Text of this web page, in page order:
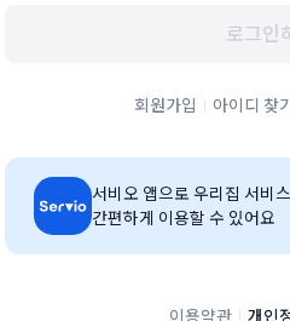
로그인
회원가입 아이디 찾
서비오 앱으로 우리집 서비
간편하게 이용할 수 있어요
이용약관 개인